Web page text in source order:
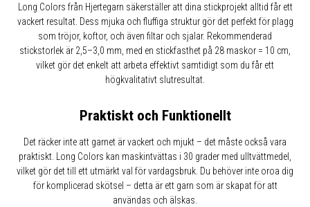
Long Colors från Hjertegarn säkerställer att dina stickprojekt alltid får ett
vackert resultat. Dess mjuka och fluffiga struktur gör det perfekt för plagg
som tröjor, koftor, och även filtar och sjalar. Rekommenderad
stickstorlek är 2,5–3,0 mm, med en stickfasthet på 28 maskor = 10 cm,
vilket gör det enkelt att arbeta effektivt samtidigt som du får ett
högkvalitativt slutresultat.
Praktiskt och Funktionellt
Det räcker inte att garnet är vackert och mjukt – det måste också vara
praktiskt. Long Colors kan maskintvättas i 30 grader med ulltvättmedel,
vilket gör det till ett utmärkt val för vardagsbruk. Du behöver inte oroa dig
för komplicerad skötsel – detta är ett garn som är skapat för att
användas och älskas.